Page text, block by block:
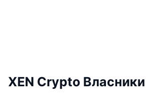
XEN Crypto Власники